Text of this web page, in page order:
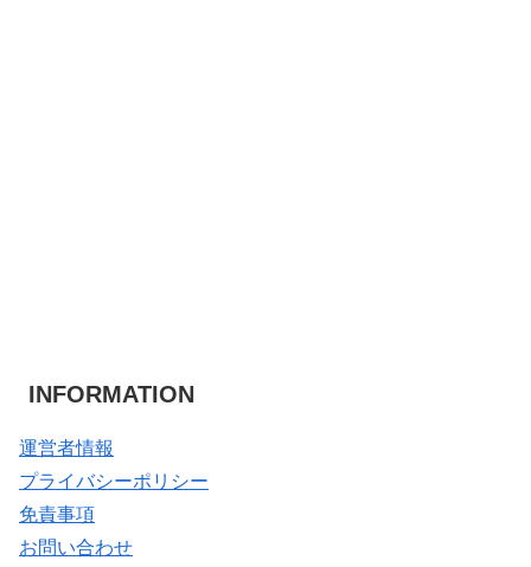
INFORMATION
運営者情報
プライバシーポリシー
免責事項
お問い合わせ